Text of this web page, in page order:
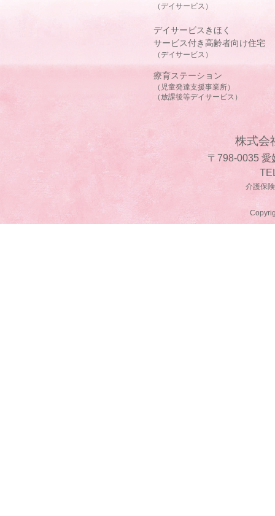
（デイサービス）
デイサービスきほく
サービス付き高齢者向け住宅
（デイサービス）
療育ステーション
（児童発達支援事業所）
（放課後等デイサービス）
株式会
〒798-0035 愛
介護保